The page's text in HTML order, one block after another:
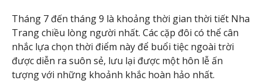
Tháng 7 đến tháng 9 là khoảng thời gian thời tiết Nha
Trang chiều lòng người nhất. Các cặp đôi có thể cân
nhắc lựa chọn thời điểm này để buổi tiệc ngoài trời
được diễn ra suôn sẻ, lưu lại được một hôn lễ ấn
tượng với những khoảnh khắc hoàn hảo nhất.